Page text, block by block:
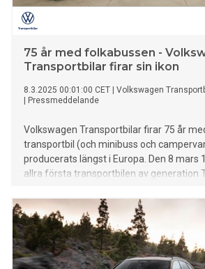
75 år med folkabussen -
Transportbilar firar sin ikon
8.3.2025 00:01:00 CET
Volkswagen
Pressmeddelande
Volkswagen Transportbilar firar 75 år
transportbil (och minibuss och
producerats längst i Europa. Den 8 mars
allra första transportbilen av generation
miljoner VW-bussar tillverkats. Det gör
framgångsrika transportbil genom
utvecklats till en kultbil för flera
folkabussens första sex generationer,
produktlinjer med Transporter/Caravelle,